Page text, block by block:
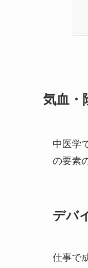
気血・
中医学
の要素
デバ
仕事で